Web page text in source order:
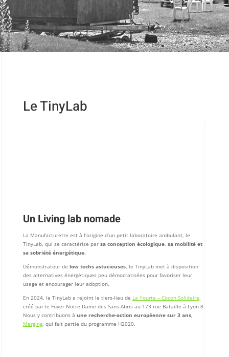
Le TinyLab
Un Living lab nomade
La Manufacturette est à l’origine d’un petit laboratoire ambulant, le
TinyLab, qui se caractérise par sa conception écologique, sa mobilité et
sa sobriété énergétique.
Démonstrateur de low techs astucieuses, le TinyLab met à disposition
des alternatives énergétiques peu démocratisées pour favoriser leur
usage et encourager leur adoption.
En 2024, le TinyLab a rejoint le tiers-lieu de La Yourte – Cocon Solidaire
créé par le Foyer Notre Dame des Sans-Abris au 173 rue Bataille à Lyon 8.
Nous y contribuons à une recherche-action européenne sur 3 ans,
Merging, qui fait partie du programme H2020.